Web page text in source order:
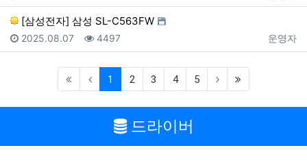
[삼성전자] 삼성 SL-C563FW
등록자
운영자
등록일
2025.08.07 조회
4497
1 (current)
2 3 4 5
드라이버